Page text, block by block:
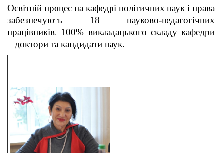
Освітній процес на кафедрі політичних наук і права
забезпечують 18 науково-педагогічних
працівників. 100% викладацького складу кафедри
– доктори та кандидати наук.